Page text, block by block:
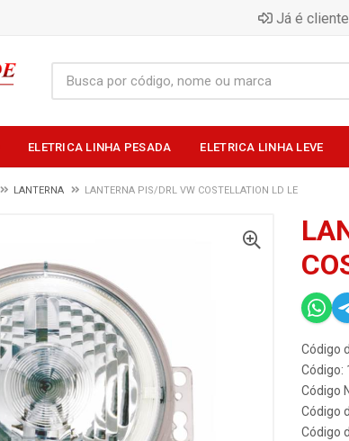
Já é
ELETRICA LINHA PESADA ELETRICA LINHA LEVE
LANTERNA LANTERNA PIS/DRL VW COSTELLATION LD LE
Código
Código:
Código
Código
Código